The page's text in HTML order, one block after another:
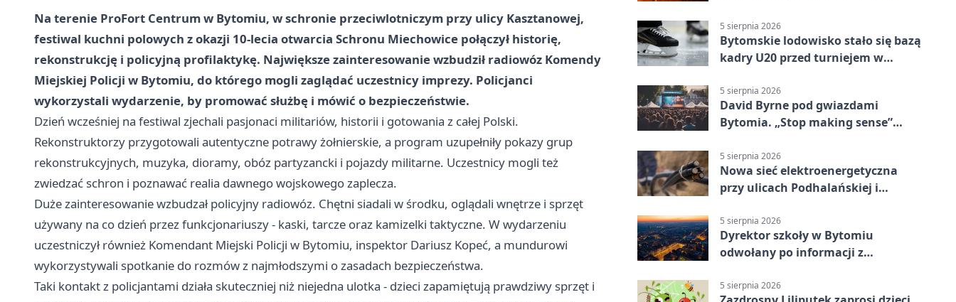
Na terenie ProFort Centrum w Bytomiu, w schronie przeciwlotniczym przy ulicy Kasztanowej,
festiwal kuchni polowych z okazji 10-lecia otwarcia Schronu Miechowice połączył historię,
rekonstrukcję i policyjną profilaktykę. Największe zainteresowanie wzbudził radiowóz Komendy
Miejskiej Policji w Bytomiu, do którego mogli zaglądać uczestnicy imprezy. Policjanci
wykorzystali wydarzenie, by promować służbę i mówić o bezpieczeństwie.
Dzień wcześniej na festiwal zjechali pasjonaci militariów, historii i gotowania z całej Polski.
Rekonstruktorzy przygotowali autentyczne potrawy żołnierskie, a program uzupełniły pokazy grup
rekonstrukcyjnych, muzyka, dioramy, obóz partyzancki i pojazdy militarne. Uczestnicy mogli też
zwiedzać schron i poznawać realia dawnego wojskowego zaplecza.
Duże zainteresowanie wzbudzał policyjny radiowóz. Chętni siadali w środku, oglądali wnętrze i sprzęt
używany na co dzień przez funkcjonariuszy - kaski, tarcze oraz kamizelki taktyczne. W wydarzeniu
uczestniczył również Komendant Miejski Policji w Bytomiu, inspektor Dariusz Kopeć, a mundurowi
wykorzystywali spotkanie do rozmów z najmłodszymi o zasadach bezpieczeństwa.
Taki kontakt z policjantami działa skuteczniej niż niejedna ulotka - dzieci zapamiętują prawdziwy sprzęt i
5 sierpnia 2026
Bytomskie lodowisko stało się bazą
kadry U20 przed turniejem w
5 sierpnia 2026
David Byrne pod gwiazdami
Bytomia. „Stop making sense”
5 sierpnia 2026
Nowa sieć elektroenergetyczna
przy ulicach Podhalańskiej i
5 sierpnia 2026
Dyrektor szkoły w Bytomiu
odwołany po informacji z
5 sierpnia 2026